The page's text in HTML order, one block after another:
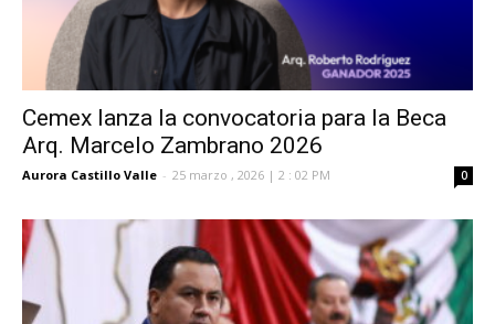
Cemex lanza la convocatoria para la Beca
Arq. Marcelo Zambrano 2026
Aurora Castillo Valle - 25 marzo , 2026 | 2 : 02 PM 0